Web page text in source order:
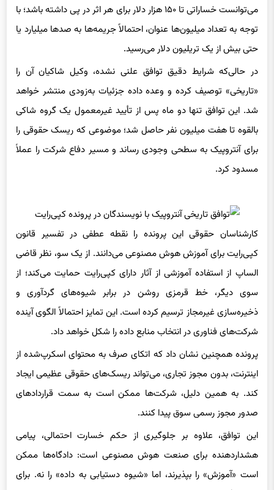
می‌توانست خساراتی تا ۱۵۰ هزار دلار برای هر اثر در پی داشته باشد؛ با
توجه به تعداد میلیون‌ها عنوان، احتمالاً جریمه‌ها به صدها میلیارد یا
حتی بیش از یک تریلیون دلار می‌رسید.
در حالی‌که شرایط دقیق توافق علنی نشده، وکیل شاکیان آن را
«تاریخی» توصیف کرده و وعده داده جزئیات به‌زودی منتشر خواهد
شد. این توافق تنها دو ماه پس از تأیید غیرمعمول یک گروه شاکی
بالقوه تا هفت میلیون نفر حاصل شد؛ موضوعی که ریسک حقوقی را
برای آنتروپیک به سطحی وجودی رساند و مسیر دفاع شرکت را عملاً
مسدود کرد.
کارشناسان حقوقی این پرونده را نقطه عطفی در تفسیر قانون
کپی‌رایت برای آموزش هوش مصنوعی می‌دانند. از یک سو، نظر قاضی
الساپ از استفاده آموزشی از آثار دارای کپی‌رایت حمایت می‌کند؛ از
سوی دیگر، خط قرمزی روشن در برابر شیوه‌های گردآوری و
ذخیره‌سازی غیرمجاز ترسیم کرده است. این تمایز احتمالاً الگوی آینده
شرکت‌های فناوری در انتخاب منابع داده را شکل خواهد داد.
پرونده همچنین نشان داد که اتکای صرف به محتوای اسکرپ‌شده از
اینترنت، بدون مجوز تجاری، می‌تواند ریسک‌های حقوقی عظیمی ایجاد
کند. به همین دلیل، شرکت‌ها ممکن است به سمت قراردادهای
صدور مجوز رسمی سوق پیدا کنند.
این توافق، علاوه بر جلوگیری از حکم خسارت احتمالی، پیامی
هشداردهنده برای صنعت هوش مصنوعی است: دادگاه‌ها ممکن
است «آموزش» را بپذیرند، اما «شیوه دستیابی به داده» را نه. برای